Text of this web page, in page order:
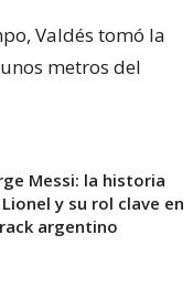
Valdés tomó la
metros del
Messi: la historia
y su rol clave en
argentino